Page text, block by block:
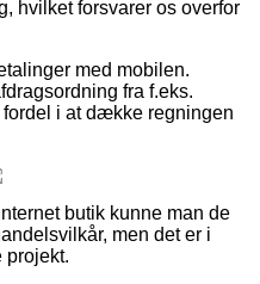
hvilket forsvarer os overfor
med mobilen.
fra f.eks.
i at dække regningen
butik kunne man de
men det er i